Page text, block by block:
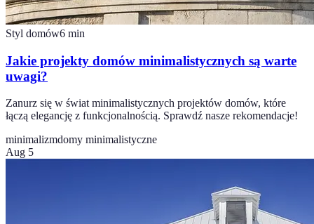
Styl domów6 min
Jakie projekty domów minimalistycznych są warte
uwagi?
Zanurz się w świat minimalistycznych projektów domów, które
łączą elegancję z funkcjonalnością. Sprawdź nasze rekomendacje!
minimalizmdomy minimalistyczne
Aug 5